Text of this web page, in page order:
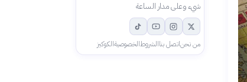
شيء وعلى مدار الساعة
من نحناتصل بناالشروطالخصوصيةالكوكيز